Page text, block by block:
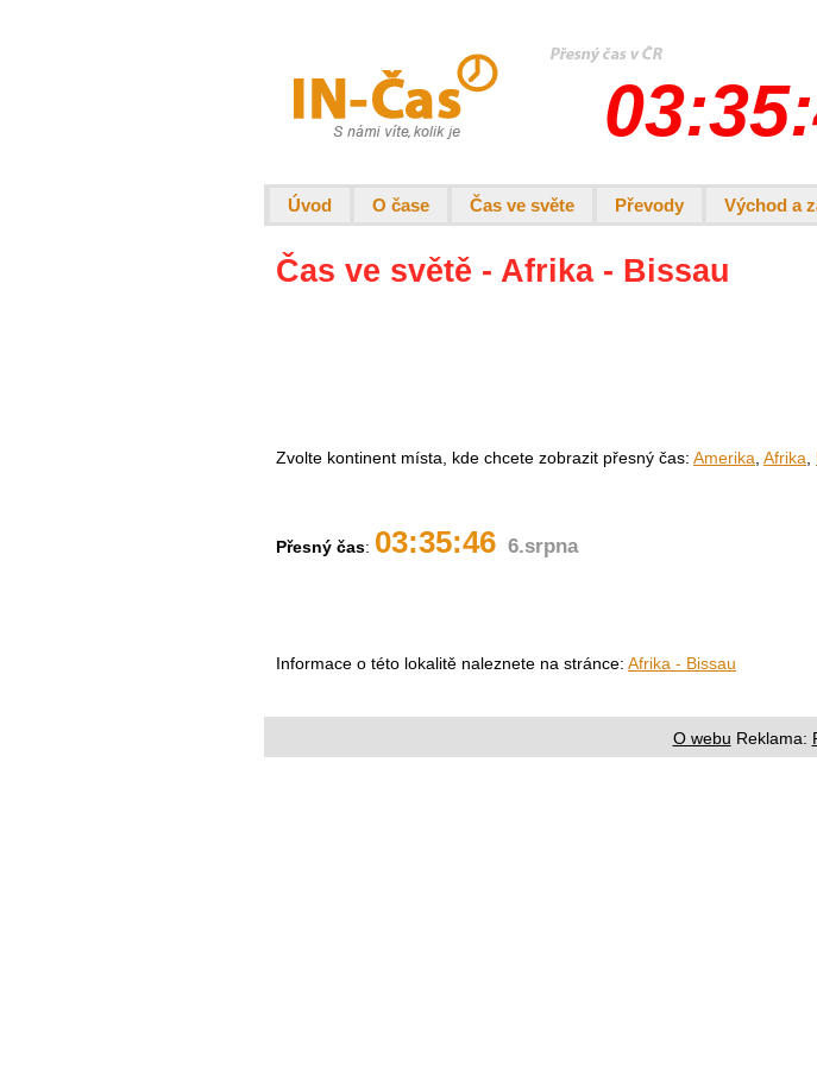
Úvod O čase Čas ve světe Převody Východ a
Čas ve světě - Afrika - Bissau
Zvolte kontinent místa, kde chcete zobrazit přesný čas: Amerika, Afrika,
Přesný čas: 03:35:46 6.srpna
Informace o této lokalitě naleznete na stránce: Afrika - Bissau
O webu Reklama: